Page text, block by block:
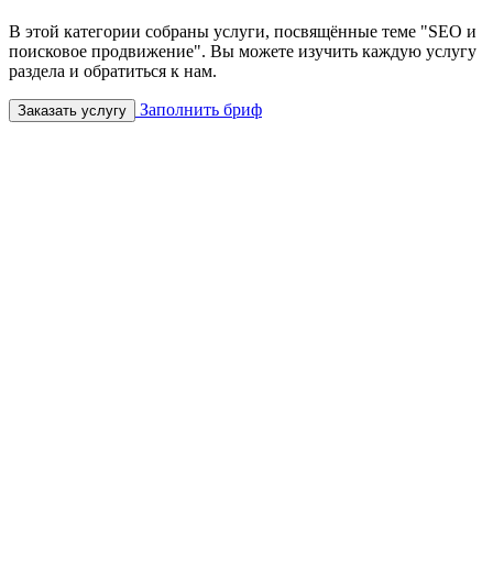
В этой категории собраны услуги, посвящённые теме "SEO и
поисковое продвижение". Вы можете изучить каждую услугу
раздела и обратиться к нам.
Заказать услугу Заполнить бриф